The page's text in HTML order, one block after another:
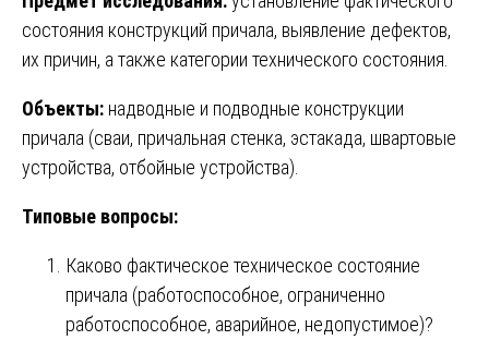
состояния конструкций причала, выявление дефектов,
их причин, а также категории технического состояния.
Объекты: надводные и подводные конструкции
причала (сваи, причальная стенка, эстакада, швартовые
устройства, отбойные устройства).
Типовые вопросы:
Каково фактическое техническое состояние
причала (работоспособное, ограниченно
работоспособное, аварийное, недопустимое)?